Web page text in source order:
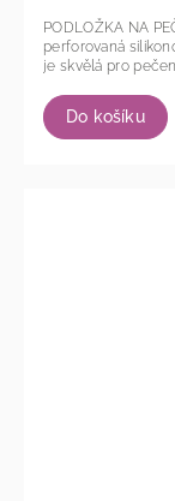
Do košíku
PODLOŽKA NA
perforovaná
je skvělá pro